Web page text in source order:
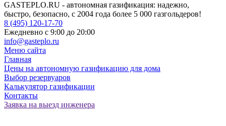
GASTEPLO.RU - автономная газификация: надежно,
быстро, безопасно, с 2004 года более 5 000 газгольдеров!
8 (495) 120-17-70
Ежедневно с 9:00 до 20:00
info@gasteplo.ru
Меню сайта
Главная
Цены на автономную газификацию для дома
Выбор резервуаров
Калькулятор газификации
Контакты
Заявка на выезд инженера